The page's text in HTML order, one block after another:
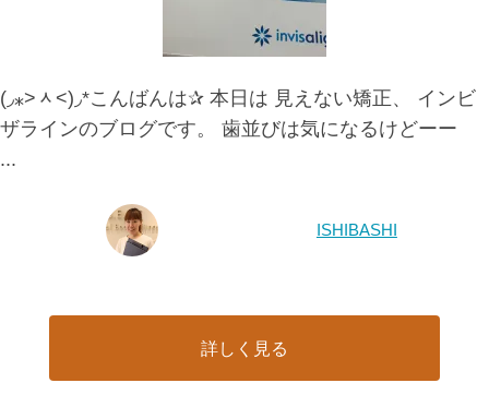
(◞⁎˃ᆺ˂)◞*こんばんは✰ 本日は 見えない矯正、 インビ
ザラインのブログです。 歯並びは気になるけどーー
...
ISHIBASHI
詳しく見る